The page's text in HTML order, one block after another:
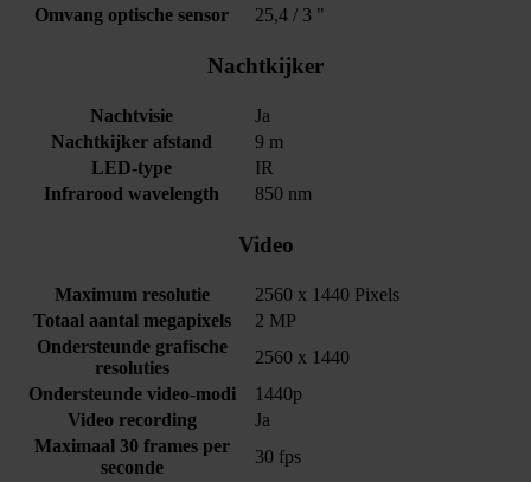
Omvang optische sensor
25,4 / 3 "
Nachtkijker
Nachtvisie
Ja
Nachtkijker afstand
9 m
LED-type
IR
Infrarood wavelength
850 nm
Video
Maximum resolutie
2560 x 1440 Pixels
Totaal aantal megapixels
2 MP
Ondersteunde grafische
resoluties
2560 x 1440
Ondersteunde video-modi
1440p
Video recording
Ja
Maximaal 30 frames per
seconde
30 fps